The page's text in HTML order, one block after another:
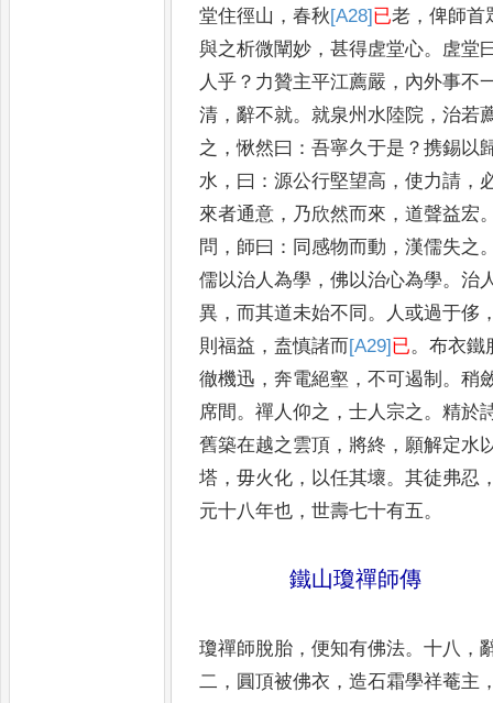
堂住徑山 ，春秋[A28]已老 ，俾師首
與之析微闡妙 ，甚得虗堂心。 虗堂
人乎 ？ 力贊主平江薦嚴 ， 內外事不
清 ，辭不就。就泉州水陸院 ，治若
之 ，愀然曰 ：吾寧久于是 ？携錫以
水 ， 曰 ：源公行堅望高 ，使力請 ，
來者通意 ， 乃欣然而來 ，道聲益宏
問 ， 師曰 ： 同感物而動 ，漢儒失之
儒以治人為學 ，佛以治心為學。治
異 ，而其道未始不同 。 人或過于侈
則福益 ，盍慎諸而[A29]已。布衣鐵
徹機迅 ，奔電絕壑 ，不可遏制 。稍
席間。禪人仰之 ，士人宗之。精於
舊築在越之雲頂 ， 將終 ， 願解定水
塔 ，毋火化 ， 以任其壞。其徒弗忍
元十八年也 ，世壽七十有五。
鐵山瓊禪師傳
瓊禪師脫胎 ，便知有佛法。十八 ，
二 ， 圓頂被佛衣 ，造石霜學祥菴主